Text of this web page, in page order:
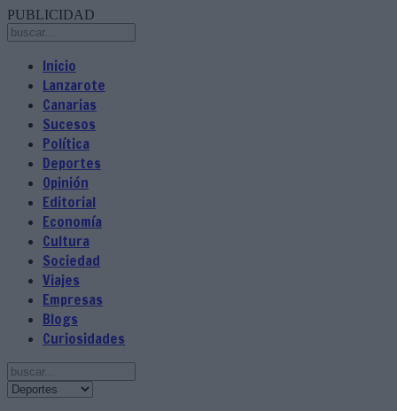
PUBLICIDAD
Inicio
Lanzarote
Canarias
Sucesos
Política
Deportes
Opinión
Editorial
Economía
Cultura
Sociedad
Viajes
Empresas
Blogs
Curiosidades